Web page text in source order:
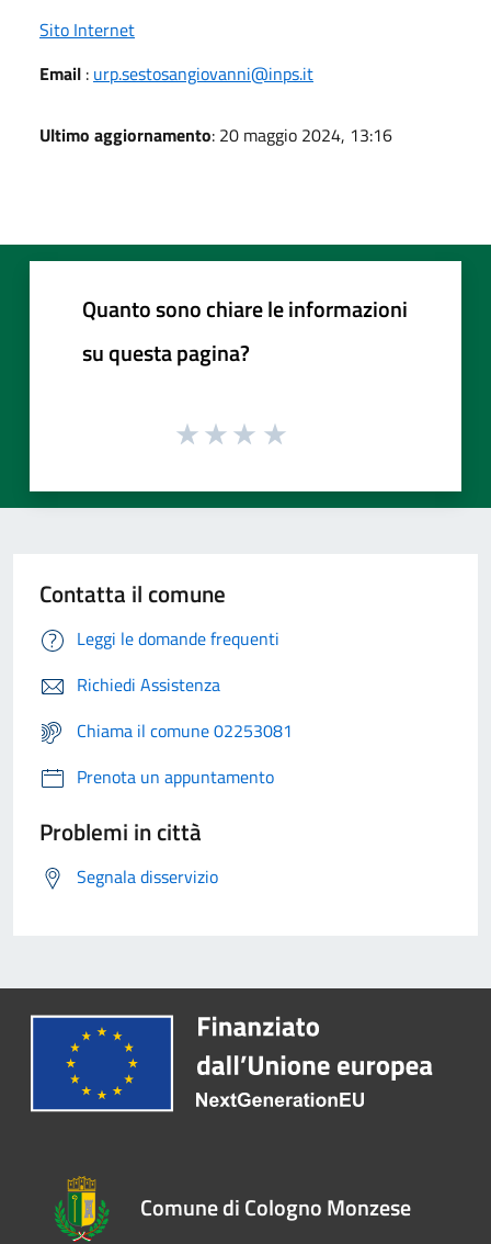
Sito Internet
Email : urp.sestosangiovanni@inps.it
Ultimo aggiornamento: 20 maggio 2024, 13:16
Quanto sono chiare le informazioni
su questa pagina?
Contatta il comune
Leggi le domande frequenti
Richiedi Assistenza
Chiama il comune 02253081
Prenota un appuntamento
Problemi in città
Segnala disservizio
Comune di Cologno Monzese